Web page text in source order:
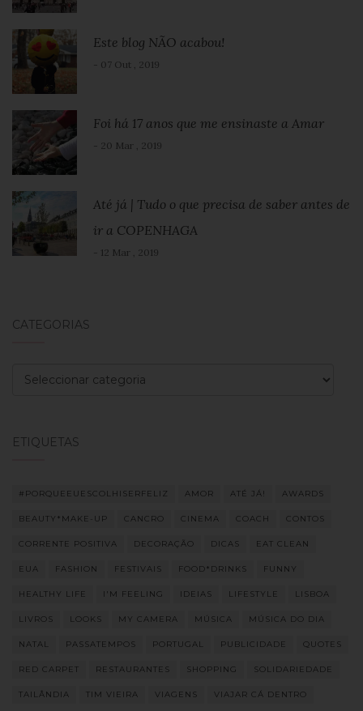
Este blog NÃO acabou!
- 07 Out , 2019
Foi há 17 anos que me ensinaste a Amar
- 20 Mar , 2019
Até já | Tudo o que precisa de saber antes de
ir a COPENHAGA
- 12 Mar , 2019
CATEGORIAS
Categorias
ETIQUETAS
#PORQUEEUESCOLHISERFELIZ AMOR ATÉ JÁ! AWARDS
BEAUTY*MAKE-UP CANCRO CINEMA COACH CONTOS
CORRENTE POSITIVA DECORAÇÃO DICAS EAT CLEAN
EUA FASHION FESTIVAIS FOOD*DRINKS FUNNY
HEALTHY LIFE I'M FEELING IDEIAS LIFESTYLE LISBOA
LIVROS LOOKS MY CAMERA MÚSICA MÚSICA DO DIA
NATAL PASSATEMPOS PORTUGAL PUBLICIDADE QUOTES
RED CARPET RESTAURANTES SHOPPING SOLIDARIEDADE
TAILÂNDIA TIM VIEIRA VIAGENS VIAJAR CÁ DENTRO